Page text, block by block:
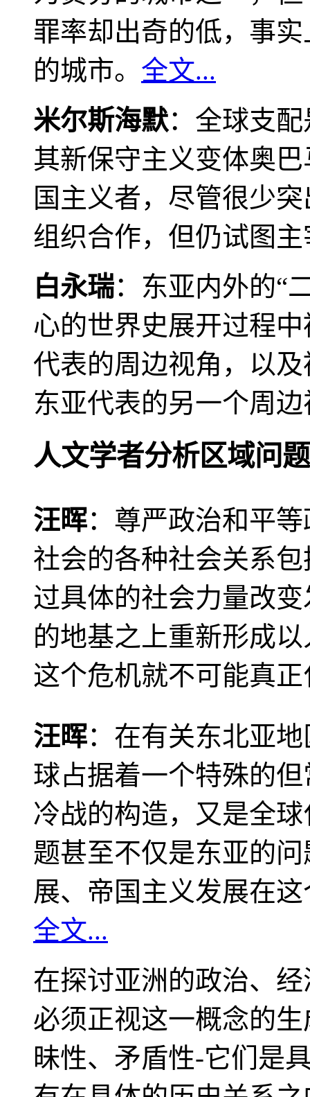
罪率却出奇的低，事
的城市。 全文...
米尔斯海默：全球支
其新保守主义变体奥
国主义者，尽管很少
组织合作，但仍试图
白永瑞：东亚内外的“
心的世界史展开过程
代表的周边视角，以
东亚代表的另一个周
人文学者分析区域问题
汪晖：尊严政治和平
社会的各种社会关系
过具体的社会力量改
的地基之上重新形成
这个危机就不可能真
汪晖：在有关东北亚
球占据着一个特殊的
冷战的构造，又是全
题甚至不仅是东亚的
展、帝国主义发展在
全文...
在探讨亚洲的政治、
必须正视这一概念的
昧性、矛盾性-它们是